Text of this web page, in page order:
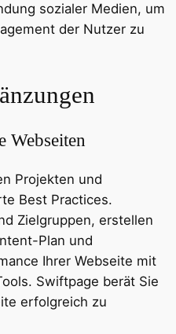
sozialer Medien, um
der Nutzer zu
Webseiten
Projekten und
Best Practices.
Zielgruppen, erstellen
Plan und
Ihrer Webseite mit
Swiftpage berät Sie
erfolgreich zu